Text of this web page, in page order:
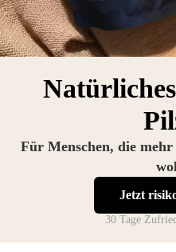
Für Menschen, die
Jetzt
30 Tage